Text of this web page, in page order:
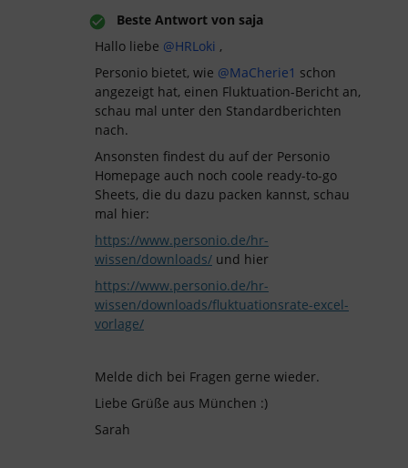
Beste Antwort von saja
Hallo liebe @HRLoki ,
Personio bietet, wie @MaCherie1 schon
angezeigt hat, einen Fluktuation-Bericht an,
schau mal unter den Standardberichten
nach.
Ansonsten findest du auf der Personio
Homepage auch noch coole ready-to-go
Sheets, die du dazu packen kannst, schau
mal hier:
https://www.personio.de/hr-
wissen/downloads/ und hier
https://www.personio.de/hr-
wissen/downloads/fluktuationsrate-excel-
vorlage/
Melde dich bei Fragen gerne wieder.
Liebe Grüße aus München :)
Sarah